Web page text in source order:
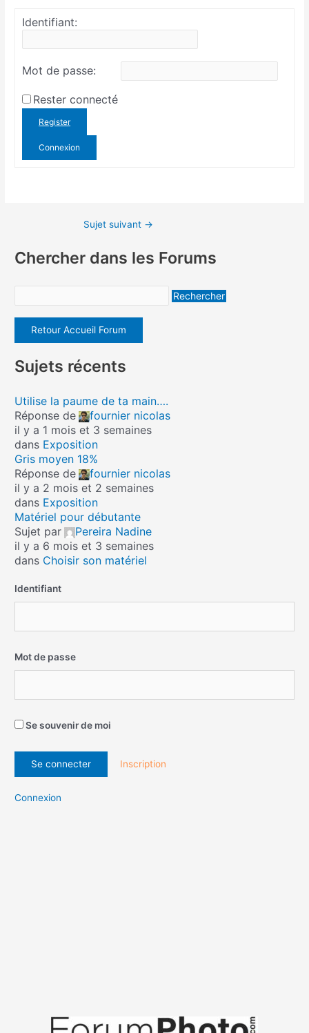
Identifiant:
Mot de passe:
Rester connecté
Register
Connexion
Sujet suivant →
Chercher dans les Forums
Retour Accueil Forum
Sujets récents
Utilise la paume de ta main….
Réponse de
fournier nicolas
il y a 1 mois et 3 semaines
dans Exposition
Gris moyen 18%
Réponse de
fournier nicolas
il y a 2 mois et 2 semaines
dans Exposition
Matériel pour débutante
Sujet par
Pereira Nadine
il y a 6 mois et 3 semaines
dans Choisir son matériel
Identifiant
Mot de passe
Se souvenir de moi
Inscription
Connexion